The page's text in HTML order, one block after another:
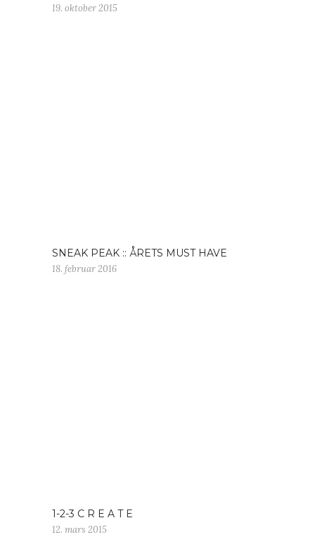
19. oktober 2015
SNEAK PEAK :: ÅRETS MUST HAVE
18. februar 2016
1-2-3 C R E A T E
12. mars 2015